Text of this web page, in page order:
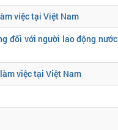
việc tại Việt Nam
đối với người lao động nước
việc tại Việt Nam